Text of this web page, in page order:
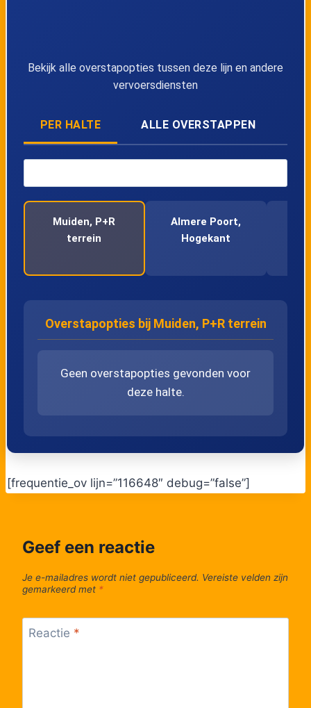
Bekijk alle overstapopties tussen deze lijn en andere
vervoersdiensten
PER HALTE ALLE OVERSTAPPEN
Muiden, P+R
terrein
Almere Poort,
Hogekant
Overstapopties bij Muiden, P+R terrein
Geen overstapopties gevonden voor
deze halte.
[frequentie_ov lijn=”116648″ debug=”false”]
Geef een reactie
Je e-mailadres wordt niet gepubliceerd. Vereiste velden zijn
gemarkeerd met *
Reactie *